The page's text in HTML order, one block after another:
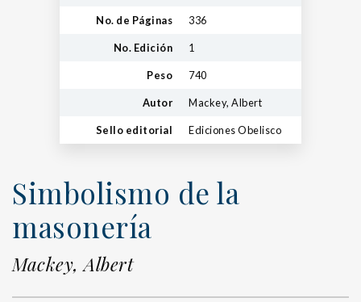
No. de Páginas 336
No. Edición 1
Peso 740
Autor Mackey, Albert
Sello editorial Ediciones Obelisco
Simbolismo de la
masonería
Mackey, Albert